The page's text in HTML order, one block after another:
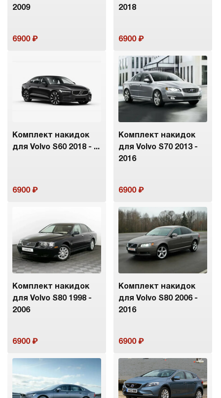
2009
6900
2018
6900
Комплект накидок
для Volvo S60 2018 - ...
6900
Комплект накидок
для Volvo S70 2013 -
2016
6900
Комплект накидок
для Volvo S80 1998 -
2006
6900
Комплект накидок
для Volvo S80 2006 -
2016
6900